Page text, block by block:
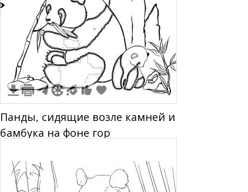
2
Панды, сидящие возле камней и
бамбука на фоне гор